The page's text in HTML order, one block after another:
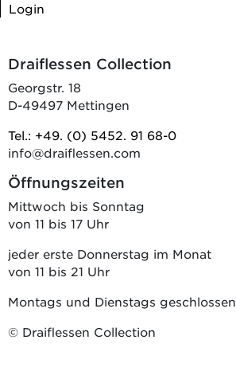
Login
Draiflessen Collection
Georgstr. 18
D-49497 Mettingen
Tel.: +49. (0) 5452. 91 68-0
info@draiflessen.com
Öffnungszeiten
Mittwoch bis Sonntag
von 11 bis 17 Uhr
jeder erste Donnerstag im Monat
von 11 bis 21 Uhr
Montags und Dienstags geschlossen
© Draiflessen Collection